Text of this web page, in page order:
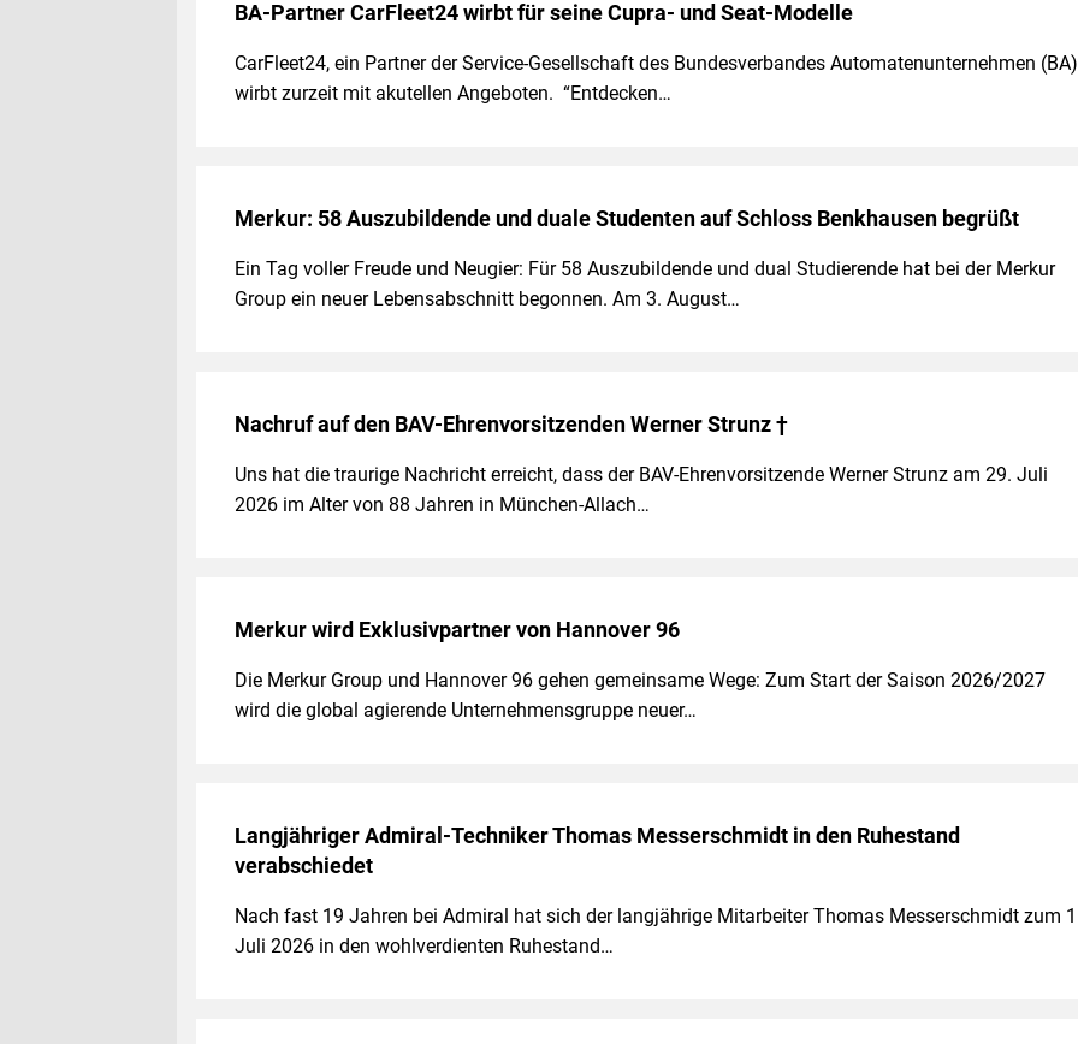
BA-Partner CarFleet24 wirbt für seine Cupra- und Seat-Modelle
CarFleet24, ein Partner der Service-Gesellschaft des Bundesverbandes Automatenunternehmen
wirbt zurzeit mit akutellen Angeboten. “Entdecken…
Merkur: 58 Auszubildende und duale Studenten auf Schloss Benkhausen begrüßt
Ein Tag voller Freude und Neugier: Für 58 Auszubildende und dual Studierende hat bei der Merkur
Group ein neuer Lebensabschnitt begonnen. Am 3. August…
Nachruf auf den BAV-Ehrenvorsitzenden Werner Strunz †
Uns hat die traurige Nachricht erreicht, dass der BAV-Ehrenvorsitzende Werner Strunz am 29. Juli
2026 im Alter von 88 Jahren in München-Allach…
Merkur wird Exklusivpartner von Hannover 96
Die Merkur Group und Hannover 96 gehen gemeinsame Wege: Zum Start der Saison 2026/2027
wird die global agierende Unternehmensgruppe neuer…
Langjähriger Admiral-Techniker Thomas Messerschmidt in den Ruhestand
verabschiedet
Nach fast 19 Jahren bei Admiral hat sich der langjährige Mitarbeiter Thomas Messerschmidt zum
Juli 2026 in den wohlverdienten Ruhestand…